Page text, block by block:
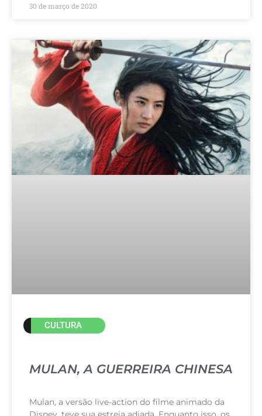
30 de março de 2020
CULTURA
MULAN, A GUERREIRA CHINESA
Mulan, a versão live-action do filme animado da